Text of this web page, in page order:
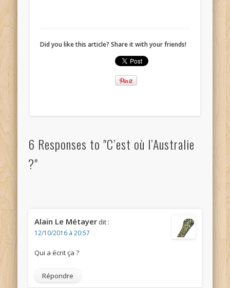
Did you like this article? Share it with your friends!
6 Responses to "C’est où l’Australie
?"
Alain Le Métayer dit :
12/10/2016 à 20:57
Qui a écrit ça ?
Répondre